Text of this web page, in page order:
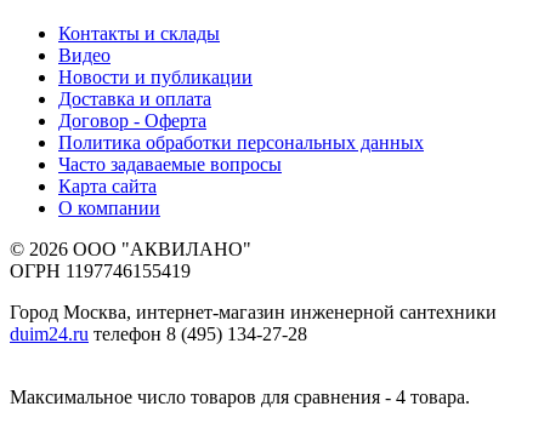
Контакты и склады
Видео
Новости и публикации
Доставка и оплата
Договор - Оферта
Политика обработки персональных данных
Часто задаваемые вопросы
Карта сайта
О компании
© 2026 ООО "АКВИЛАНО"
ОГРН 1197746155419
Город Москва, интернет-магазин инженерной сантехники
duim24.ru телефон 8 (495) 134-27-28
Максимальное число товаров для сравнения - 4 товара.